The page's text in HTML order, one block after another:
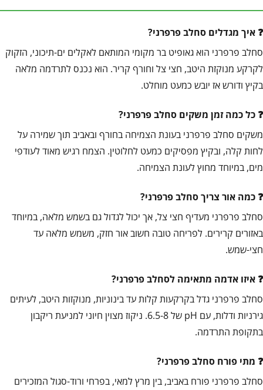
איך מגדלים סחלב פרפרני?
סחלב פרפרני הוא גאופיט בר מקומי המותאם לאקלים ים-תיכוני, הזקוק
לקרקע מנוקזת היטב, חצי צל וחורף קריר. הוא נכנס לתרדמה מלאה
בקיץ ודורש אז יובש כמעט מוחלט.
כל כמה זמן משקים סחלב פרפרני?
משקים סחלב פרפרני בעונת הצמיחה בחורף ובאביב תוך שמירה על
לחות קלה, ובקיץ מפסיקים כמעט לחלוטין. הצמח רגיש מאוד לעודפי
מים, במיוחד מחוץ לעונת הצמיחה.
כמה אור צריך סחלב פרפרני?
סחלב פרפרני מעדיף חצי צל, אך יכול לגדול גם בשמש מלאה, במיוחד
באזורים קרירים. לפריחה טובה חשוב אור חזק, משמש מלאה עד
חצי-שמש.
איזו אדמה מתאימה לסחלב פרפרני?
סחלב פרפרני גדל בקרקעות קלות עד בינוניות, מנוקזות היטב, לעיתים
גירניות ודלות, עם pH של 6.5-8. ניקוז מצוין חיוני למניעת ריקבון
בתקופת התרדמה.
מתי פורח סחלב פרפרני?
סחלב פרפרני פורח באביב, בין מרץ למאי, בפרחי ורוד-סגול המזכירים